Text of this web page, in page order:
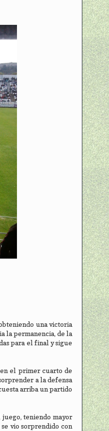
una victoria
la permanencia, de la
para el final y sigue
el primer cuarto de
a la defensa
arriba un partido
teniendo mayor
vio sorprendido con